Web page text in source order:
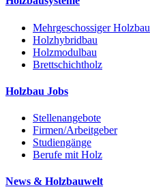
Mehrgeschossiger Holzbau
Holzhybridbau
Holzmodulbau
Brettschichtholz
Holzbau Jobs
Stellenangebote
Firmen/Arbeitgeber
Studiengänge
Berufe mit Holz
News & Holzbauwelt